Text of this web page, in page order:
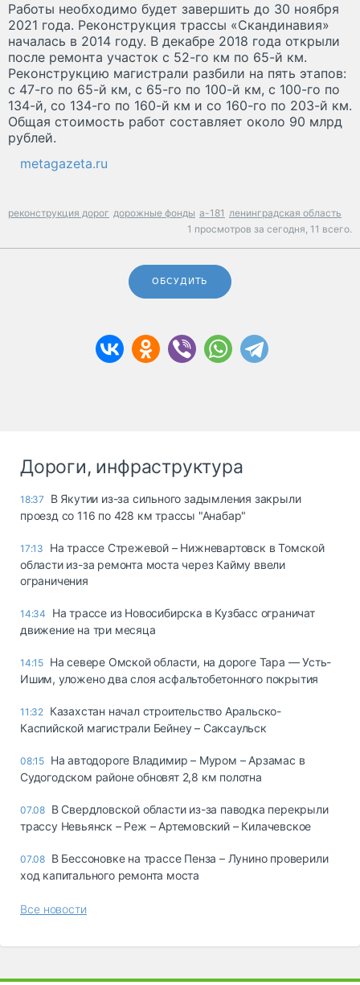
Работы необходимо будет завершить до 30 ноября
2021 года. Реконструкция трассы «Скандинавия»
началась в 2014 году. В декабре 2018 года открыли
после ремонта участок с 52-го км по 65-й км.
Реконструкцию магистрали разбили на пять этапов:
с 47-го по 65-й км, с 65-го по 100-й км, с 100-го по
134-й, со 134-го по 160-й км и со 160-го по 203-й км.
Общая стоимость работ составляет около 90 млрд
рублей.
metagazeta.ru
реконструкция дорог дорожные фонды а-181 ленинградская область
1 просмотров за сегодня, 11 всего.
ОБСУДИТЬ
Дороги, инфраструктура
18:37
В Якутии из-за сильного задымления закрыли
проезд со 116 по 428 км трассы "Анабар"
17:13
На трассе Стрежевой – Нижневартовск в Томской
области из-за ремонта моста через Кайму ввели
ограничения
14:34
На трассе из Новосибирска в Кузбасс ограничат
движение на три месяца
14:15 На севере Омской области, на дороге Тара — Усть-
Ишим, уложено два слоя асфальтобетонного покрытия
11:32 Казахстан начал строительство Аральско-
Каспийской магистрали Бейнеу – Саксаульск
08:15 На автодороге Владимир – Муром – Арзамас в
Судогодском районе обновят 2,8 км полотна
07.08 В Свердловской области из-за паводка перекрыли
трассу Невьянск – Реж – Артемовский – Килачевское
07.08 В Бессоновке на трассе Пенза – Лунино проверили
ход капитального ремонта моста
Все новости